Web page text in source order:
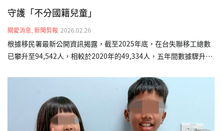
守護「不分國籍兒童」
關愛消息, 新聞剪報 2026.02.26
根據移民署最新公開資訊揭露，截至2025年底，在台失聯移工總數
已攀升至94,542人，相較於2020年的49,334人，五年間數據驟升近
境。為此，台灣關愛基金會（關愛之家）發起「不分國籍兒童全日
型照顧計畫」，並邀請五度出任公益大使的藝人 Kimberley 陳芳語
現身說法，呼籲社會大眾關注這群在社會縫隙中掙扎的小生命，確
保他們能獲得基本的生存權利。在台灣關愛基金會受助的孩子中，